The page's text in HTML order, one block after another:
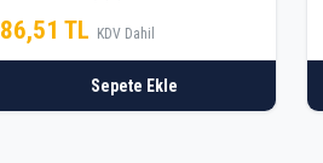
TL KDV Dahil
Sepete Ekle